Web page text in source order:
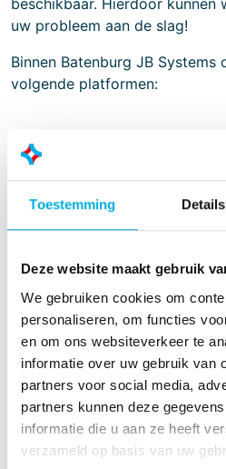
Toestemming Details
Deze website maakt gebruik
We gebruiken cookies om
personaliseren, om functies
en om ons websiteverkeer te
informatie over uw gebruik van
partners voor social media,
partners kunnen deze
informatie die u aan ze heeft
verzameld op basis van uw
beschikbaar. Hierdoor kunnen
uw probleem aan de slag!
Binnen Batenburg JB Systems
volgende platformen:
PLC systemen
Siemens PCS7
Siemens Motion
Omron
Beckhoff
ABB 800XA
Mitsubishi
Schneider Electric
Bosch Rexroth MLC(H)